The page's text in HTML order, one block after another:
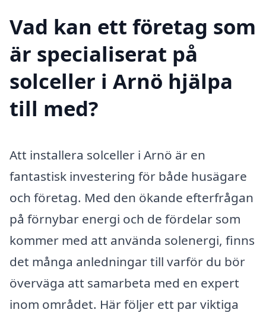
Vad kan ett företag som
är specialiserat på
solceller i Arnö hjälpa
till med?
Att installera solceller i Arnö är en
fantastisk investering för både husägare
och företag. Med den ökande efterfrågan
på förnybar energi och de fördelar som
kommer med att använda solenergi, finns
det många anledningar till varför du bör
överväga att samarbeta med en expert
inom området. Här följer ett par viktiga